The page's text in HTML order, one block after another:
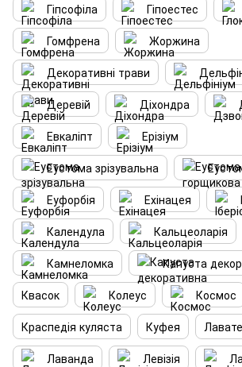
Гіпсофіла
Гіпоестес
Гомфрена
Жоржина
Декоративні трави
Деревій
Діхондра
Евкаліпт
Ерізіум
Еустома зрізувальна
Еуфорбія
Ехінацея
Календула
Кальцеоларія
Камнеломка
Капуста
Квасок
Колеус Космос
Краспедія куляста
Куфея
Лаванда
Левізія